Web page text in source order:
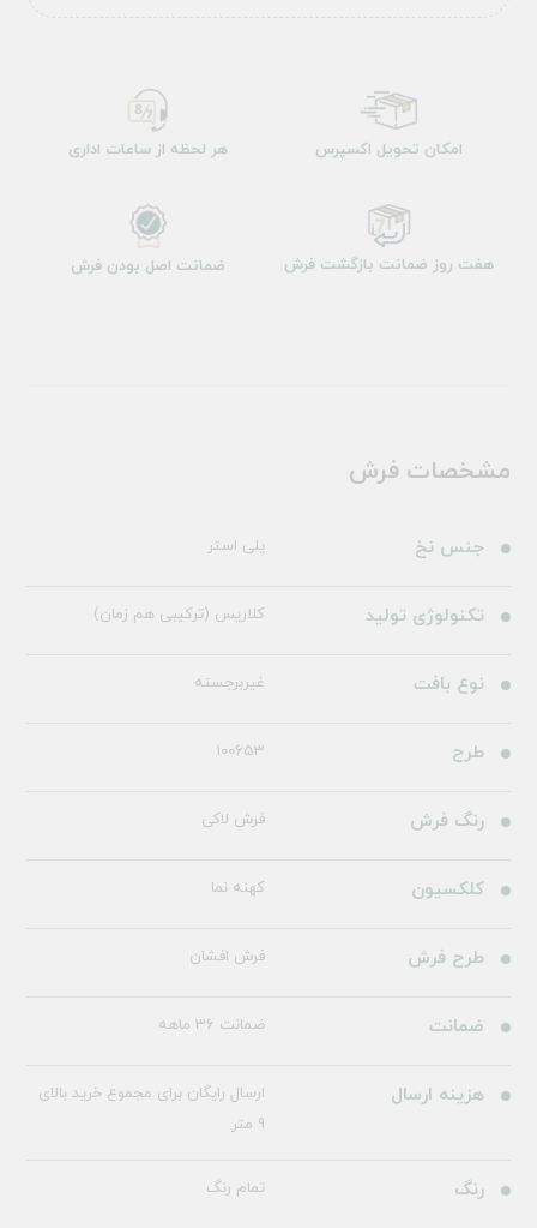
امکان تحویل اکسپرس هر لحظه از ساعات اداری
هفت روز ضمانت بازگشت فرش ضمانت اصل بودن فرش
مشخصات فرش
جنس نخ پلی استر
تکنولوژی تولید کلاریس (ترکیبی هم زمان)
نوع بافت غیربرجسته
طرح 100653
رنگ فرش فرش لاکی
کلکسیون کهنه نما
طرح فرش فرش افشان
ضمانت ضمانت 36 ماهه
هزینه ارسال
ارسال رایگان برای مجموع خرید بالای
9 متر
رنگ تمام رنگ